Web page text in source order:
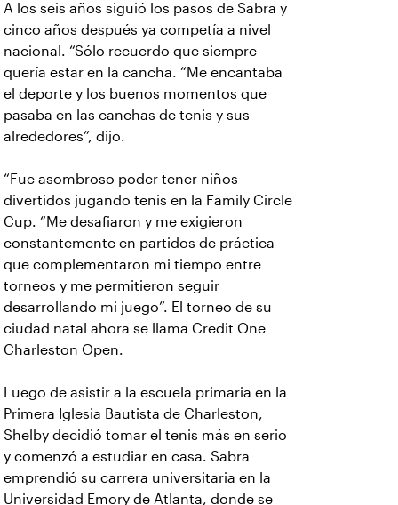
A los seis años siguió los pasos de Sabra y
cinco años después ya competía a nivel
nacional. “Sólo recuerdo que siempre
quería estar en la cancha. “Me encantaba
el deporte y los buenos momentos que
pasaba en las canchas de tenis y sus
alrededores”, dijo.
“Fue asombroso poder tener niños
divertidos jugando tenis en la Family Circle
Cup. “Me desafiaron y me exigieron
constantemente en partidos de práctica
que complementaron mi tiempo entre
torneos y me permitieron seguir
desarrollando mi juego”. El torneo de su
ciudad natal ahora se llama Credit One
Charleston Open.
Luego de asistir a la escuela primaria en la
Primera Iglesia Bautista de Charleston,
Shelby decidió tomar el tenis más en serio
y comenzó a estudiar en casa. Sabra
emprendió su carrera universitaria en la
Universidad Emory de Atlanta, donde se